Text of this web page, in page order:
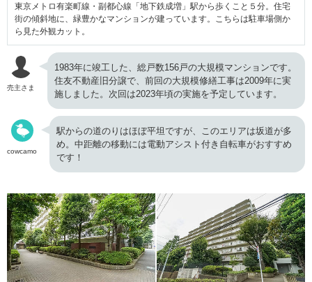
東京メトロ有楽町線・副都心線「地下鉄成増」駅から歩くこと５分。住宅
街の傾斜地に、緑豊かなマンションが建っています。こちらは駐車場側か
ら見た外観カット。
売主さま
1983年に竣工した、総戸数156戸の大規模マンションです。
住友不動産旧分譲で、前回の大規模修繕工事は2009年に実
施しました。次回は2023年頃の実施を予定しています。
cowcamo
駅からの道のりはほぼ平坦ですが、このエリアは坂道が多
め。中距離の移動には電動アシスト付き自転車がおすすめ
です！